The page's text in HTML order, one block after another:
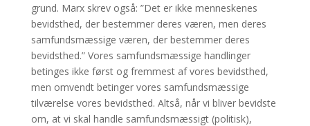
grund. Marx skrev også: ”Det er ikke menneskenes
bevidsthed, der bestemmer deres væren, men deres
samfundsmæssige væren, der bestemmer deres
bevidsthed.” Vores samfundsmæssige handlinger
betinges ikke først og fremmest af vores bevidsthed,
men omvendt betinger vores samfundsmæssige
tilværelse vores bevidsthed. Altså, når vi bliver bevidste
om, at vi skal handle samfundsmæssigt (politisk),